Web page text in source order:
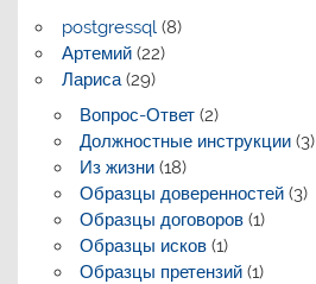
postgressql(8)
Артемий(22)
Лариса(29)
Вопрос-Ответ(2)
Должностные инструкции(3)
Из жизни(18)
Образцы доверенностей(3)
Образцы договоров(1)
Образцы исков(1)
Образцы претензий(1)